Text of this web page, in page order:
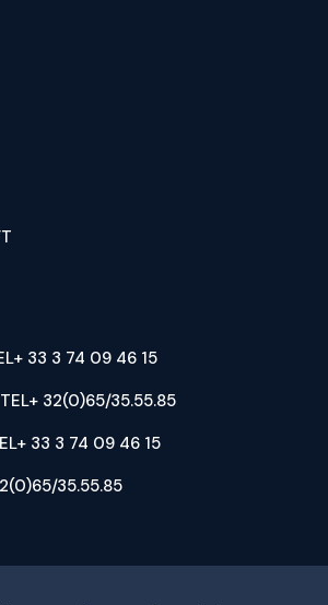
33 3 74 09 46 15
32(0)65/35.55.85
33 3 74 09 46 15
35.55.85